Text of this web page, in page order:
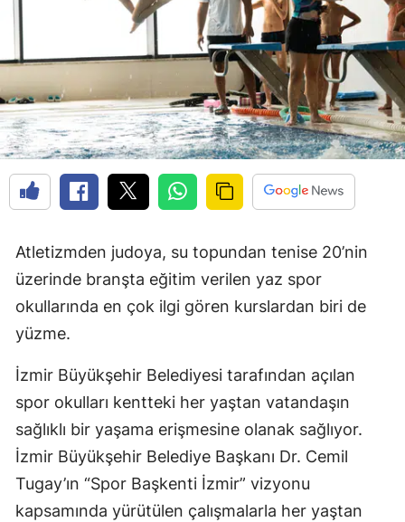
Atletizmden judoya, su topundan tenise 20’nin
üzerinde branşta eğitim verilen yaz spor
okullarında en çok ilgi gören kurslardan biri de
yüzme.
İzmir Büyükşehir Belediyesi tarafından açılan
spor okulları kentteki her yaştan vatandaşın
sağlıklı bir yaşama erişmesine olanak sağlıyor.
İzmir Büyükşehir Belediye Başkanı Dr. Cemil
Tugay’ın “Spor Başkenti İzmir” vizyonu
kapsamında yürütülen çalışmalarla her yaştan